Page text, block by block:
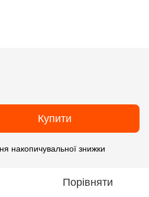
Купити
накопичувальної знижки
Порівняти